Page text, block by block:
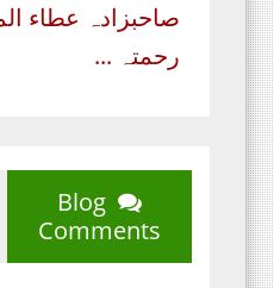
صاحبزادہ عطاء
رحمتہ ...
Blog
Comments